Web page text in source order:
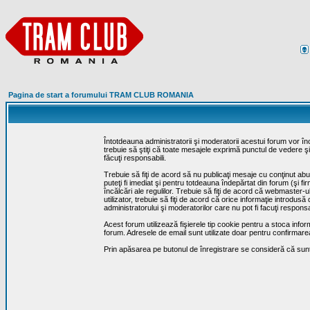
Pagina de start a forumului TRAM CLUB ROMANIA
Întotdeauna administratorii şi moderatorii acestui forum vor
trebuie să ştiţi că toate mesajele exprimă punctul de vedere
făcuţi responsabili.
Trebuie să fiţi de acord să nu publicaţi mesaje cu conţinut
puteţi fi imediat şi pentru totdeauna îndepărtat din forum (şi
încălcări ale regulilor. Trebuie să fiţi de acord că
utilizator, trebuie să fiţi de acord că orice informaţie
administratorului şi moderatorilor care nu pot fi facuţi
Acest forum utilizează fişierele tip cookie pentru a stoca
forum. Adresele de email sunt utilizate doar pentru
Prin apăsarea pe butonul de înregistrare se consideră că